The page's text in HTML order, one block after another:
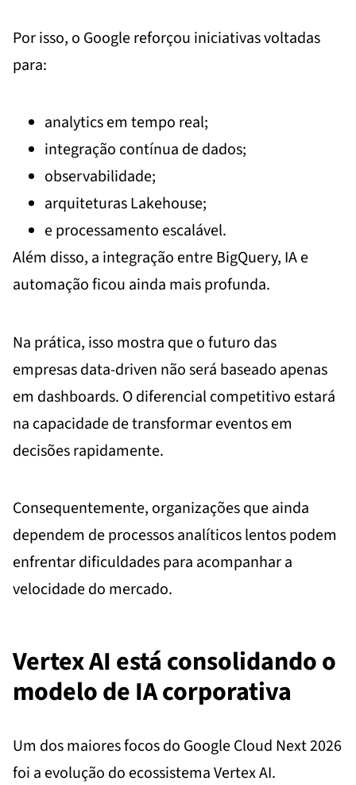
Por isso, o Google reforçou iniciativas voltadas
para:
analytics em tempo real;
integração contínua de dados;
observabilidade;
arquiteturas Lakehouse;
e processamento escalável.
Além disso, a integração entre BigQuery, IA e
automação ficou ainda mais profunda.
Na prática, isso mostra que o futuro das
empresas data-driven não será baseado apenas
em dashboards. O diferencial competitivo estará
na capacidade de transformar eventos em
decisões rapidamente.
Consequentemente, organizações que ainda
dependem de processos analíticos lentos podem
enfrentar dificuldades para acompanhar a
velocidade do mercado.
Vertex AI está consolidando o
modelo de IA corporativa
Um dos maiores focos do Google Cloud Next 2026
foi a evolução do ecossistema Vertex AI.